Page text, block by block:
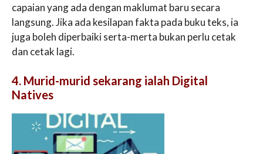
capaian yang ada dengan maklumat baru secara
langsung. Jika ada kesilapan fakta pada buku teks, ia
juga boleh diperbaiki serta-merta bukan perlu cetak
dan cetak lagi.
4. Murid-murid sekarang ialah Digital
Natives